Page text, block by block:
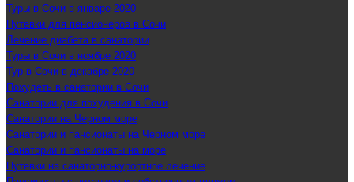
Туры в Сочи в январе 2020
Путевки для пенсионеров в Сочи
Лечение диабета в санатории
Туры в Сочи в ноябре 2020
Тур в Сочи в декабре 2020
Похудеть в санатории в Сочи
Санатории для похудения в Сочи
Санатории на Черном море
Санатории и пансионаты на Черном море
Санатории и пансионаты на море
Путевки на санаторно-курортное лечение